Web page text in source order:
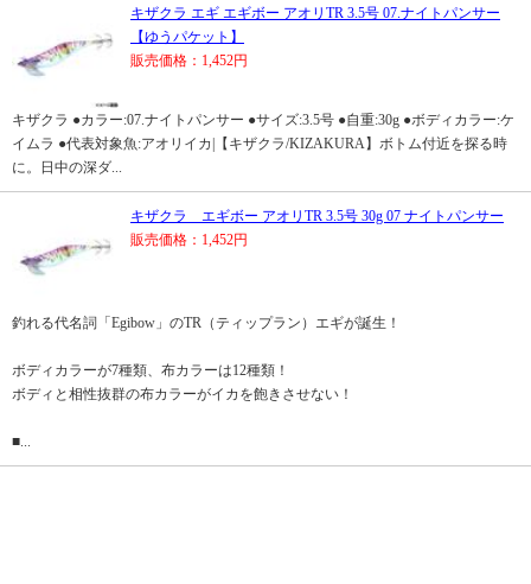
キザクラ エギ エギボー アオリTR 3.5号 07.ナイトパンサー
【ゆうパケット】
販売価格：1,452円
キザクラ ●カラー:07.ナイトパンサー ●サイズ:3.5号 ●自重:30g ●ボディカラー:ケ
イムラ ●代表対象魚:アオリイカ|【キザクラ/KIZAKURA】ボトム付近を探る時
に。日中の深ダ...
キザクラ エギボー アオリTR 3.5号 30g 07 ナイトパンサー
販売価格：1,452円
釣れる代名詞「Egibow」のTR（ティップラン）エギが誕生！
ボディカラーが7種類、布カラーは12種類！
ボディと相性抜群の布カラーがイカを飽きさせない！
■...